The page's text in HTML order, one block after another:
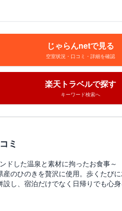
じゃらんnetで見る
空室状況・口コミ・詳細を確認
楽天トラベルで探す
キーワード検索へ
ミ
ドした温泉と素材に拘ったお食事～
のひのきを贅沢に使用。歩くたび
し、宿泊だけでなく日帰りでも心